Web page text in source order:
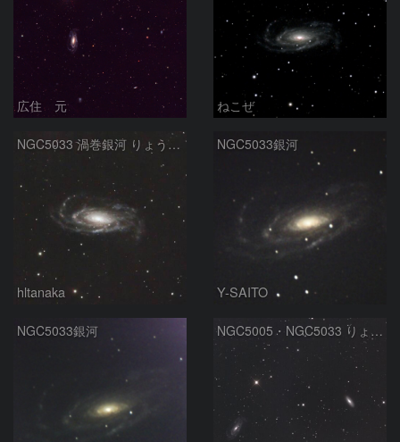
広住 元 ねこぜ
NGC5033 渦巻銀河 りょうけん座
hltanaka
NGC5033銀河
Y-SAITO
NGC5033銀河 NGC5005・NGC5033 りょうけん座